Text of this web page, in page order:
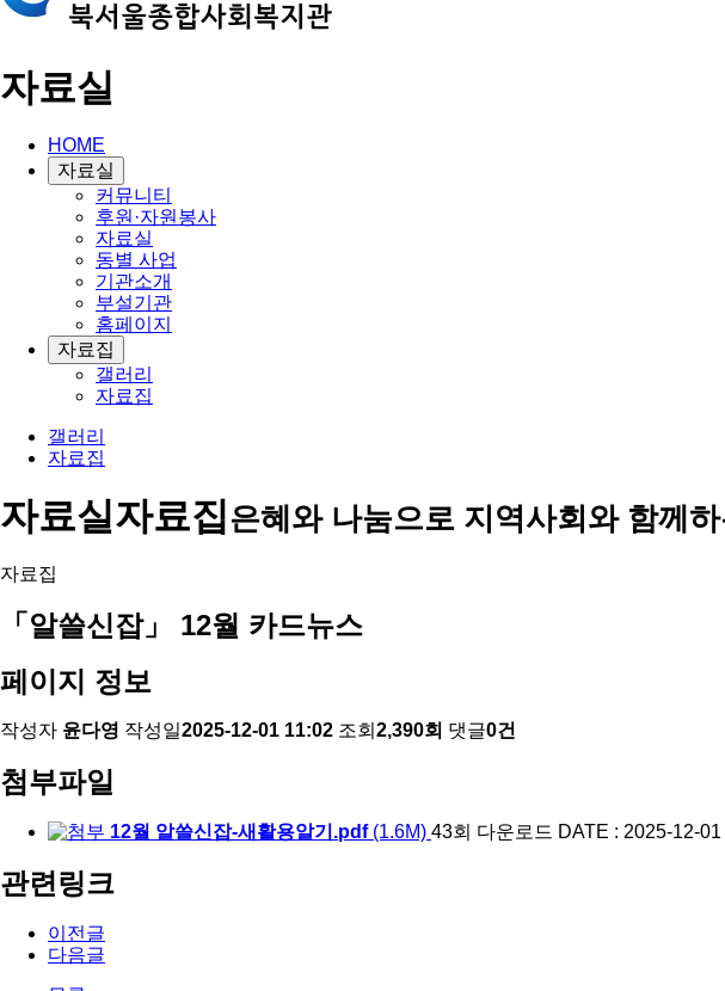
자료실
HOME
자료실
커뮤니티
후원·자원봉사
자료실
동별 사업
기관소개
부설기관
홈페이지
자료집
갤러리
자료집
갤러리
자료집
자료실자료집은혜와 나눔으로 지역사회와 함께
자료집
「알쓸신잡」 12월 카드뉴스
페이지 정보
작성자 윤다영 작성일2025-12-01 11:02 조회 2,390회 댓글0건
첨부파일
12월 알쓸신잡-새활용알기.pdf(1.6M) 43회 다운로드 DATE : 2025-12-
관련링크
이전글
다음글